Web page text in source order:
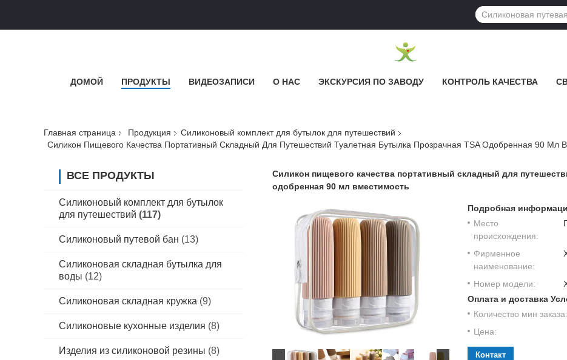
ДОМОЙ ПРОДУКТЫ ВИДЕОЗАПИСИ О НАС ЭКСКУРСИЯ ПО ЗАВОДУ КОНТРОЛЬ КАЧЕСТВА
Главная страница Продукция
Силиконовый комплект для бутылок для путешествий
Силикон Пищевого Качества Портативный Складный Для Путешествий Туалетная Бутылка Прозрачная TSA Одобренная 90 Мл
ВСЕ ПРОДУКТЫ
Силиконовый комплект для бутылок
для путешествий (117)
Силиконовый путевой бан (13)
Силиконовая складная бутылка для
воды (12)
Силиконовая складная кружка (9)
Силиконовые кухонные изделия (8)
Изделия из силиконовой резины (8)
Силикон пищевого качества портативный складный для
одобренная 90 мл вместимость
Подробная
Место
происхождения:
Фирменное
наименование:
Номер модели:
Оплата и доставка
Количество мин заказа:
Цена:
Контакт